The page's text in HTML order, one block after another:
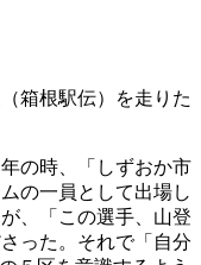
箱根駅伝）を走りた
の時、「しずおか市
の一員として出場し
、「この選手、山登
った。それで「自分